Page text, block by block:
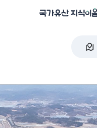
국가유산 지식이음